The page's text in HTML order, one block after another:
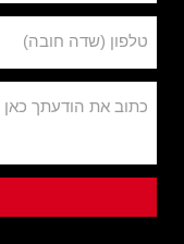
טלפון (שדה חובה)
כתוב את הודעתך כאן